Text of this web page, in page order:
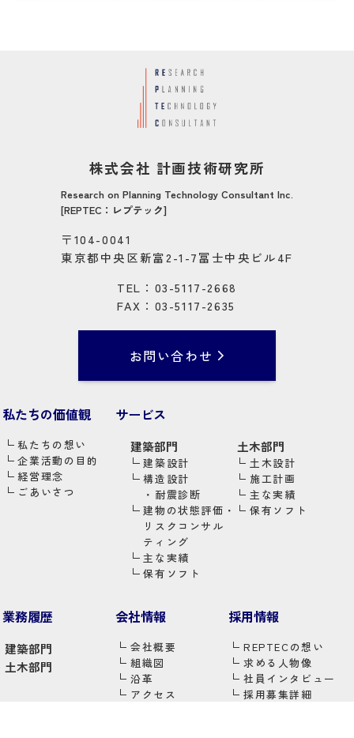
株式会社 計画技術研究所
Research on Planning Technology Consultant Inc.
[REPTEC：レプテック]
〒104-0041
東京都中央区新富2-1-7冨士中央ビル4F
TEL：03-5117-2668
FAX：03-5117-2635
お問い合わせ
私たちの価値観
私たちの想い
企業活動の目的
経営理念
ごあいさつ
サービス
建築部門
建築設計
構造設計
・ 耐震診断
建物の状態評価・
リスクコンサル
ティング
主な実績
保有ソフト
土木部門
土木設計
施工計画
主な実績
保有ソフト
業務履歴
建築部門
土木部門
会社情報
会社概要
組織図
沿革
アクセス
採用情報
REPTECの想い
求める人物像
社員インタビュー
採用募集詳細